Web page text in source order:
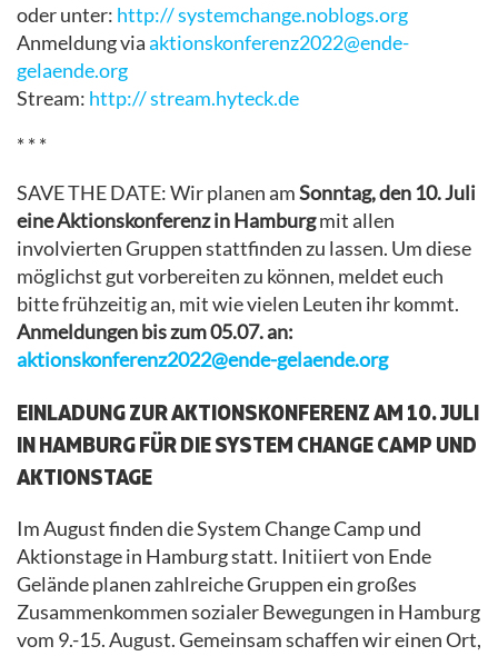
oder unter: http://systemchange.noblogs.org
Anmeldung viaaktionskonferenz2022@ende-
gelaende.org
Stream: http://stream.hyteck.de
* * *
SAVE THE DATE: Wir planen amSonntag, den 10. Juli
eine Aktionskonferenz in Hamburgmit allen
involvierten Gruppen stattfinden zu lassen. Um diese
möglichst gut vorbereiten zu können, meldet euch
bitte frühzeitig an, mit wie vielen Leuten ihr kommt.
Anmeldungen bis zum 05.07. an:
aktionskonferenz2022@ende-gelaende.org
EINLADUNG ZUR AKTIONSKONFERENZ AM 10. JULI
IN HAMBURG FÜR DIE SYSTEM CHANGE CAMP UND
AKTIONSTAGE
Im August finden die System Change Camp und
Aktionstage in Hamburg statt. Initiiert von Ende
Gelände planen zahlreiche Gruppen ein großes
Zusammenkommen sozialer Bewegungen in Hamburg
vom 9.-15. August. Gemeinsam schaffen wir einen Ort,